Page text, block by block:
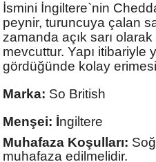
İsmini İngiltere`nin
peynir, turuncuya çalan
zamanda açık sarı
mevcuttur. Yapı itibariyle
gördüğünde kolay
Marka: So British
Menşei: İngiltere
Muhafaza Koşulları:
muhafaza edilmelidir.